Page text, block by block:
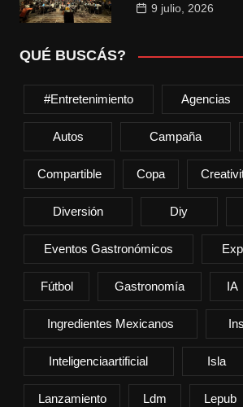
9 julio, 2026
QUÉ BUSCÁS?
#entretenimiento Agencias
Autos Campaña
Compartible Copa
Diversión Diy
Eventos Gastronómicos
Fútbol Gastronomía IA
Ingredientes Mexicanos
Inteligenciaartificial Isla
Lanzamiento Ldm Lepub